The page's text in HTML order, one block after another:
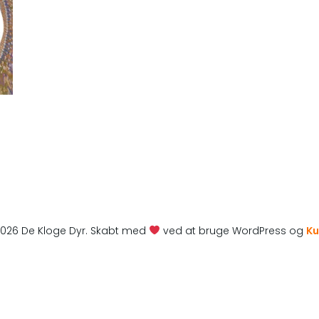
De Kloge Dyr. Skabt med ved at bruge WordPress og